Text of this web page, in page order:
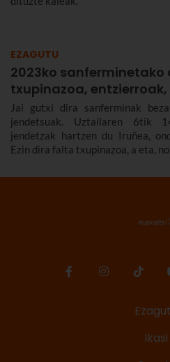
EZAGUTU
2023ko sanferminetako
txupinazoa,
Jai gutxi dira sanferminak
jendetsuak. Uztailaren 6tik
jendetzak hartzen du Iruñea,
Ezin dira falta txupinazoa, a eta,
Ikasi